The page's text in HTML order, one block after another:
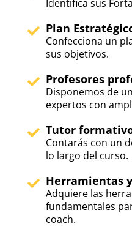
Identifica sus
Plan
Confecciona un
sus objetivos.
Profesores
Disponemos de
expertos con
Tutor
Contarás con un
lo largo del curso.
Herramientas
Adquiere las
fundamentales
coach.